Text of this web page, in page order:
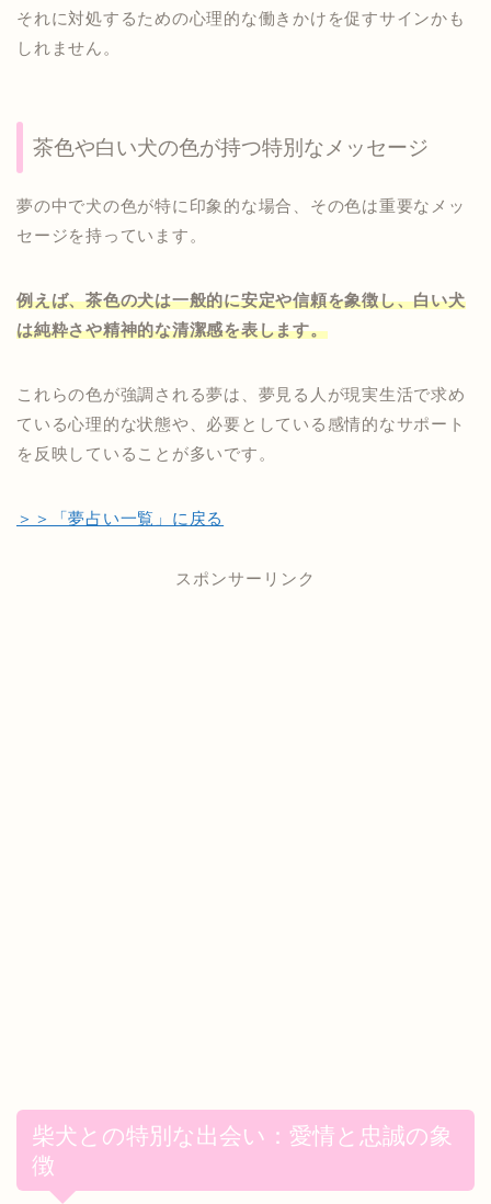
それに対処するための心理的な働きかけを促すサインかも
しれません。
茶色や白い犬の色が持つ特別なメッセージ
夢の中で犬の色が特に印象的な場合、その色は重要なメッ
セージを持っています。
例えば、茶色の犬は一般的に安定や信頼を象徴し、白い犬
は純粋さや精神的な清潔感を表します。
これらの色が強調される夢は、夢見る人が現実生活で求め
ている心理的な状態や、必要としている感情的なサポート
を反映していることが多いです。
＞＞「夢占い一覧」に戻る
スポンサーリンク
柴犬との特別な出会い：愛情と忠誠の象
徴